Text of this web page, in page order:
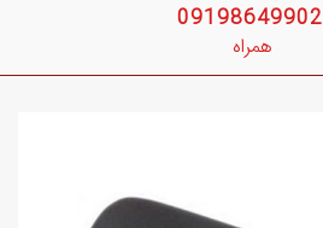
09198649902
همراه